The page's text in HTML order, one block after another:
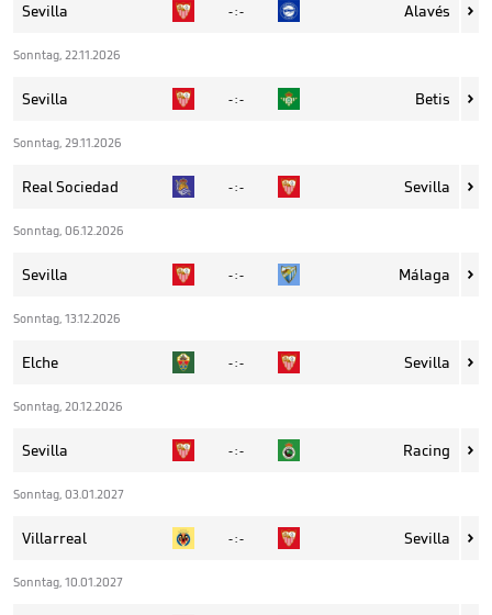
Sevilla - : - Alavés 
Sonntag, 22.11.2026
Sevilla - : - Betis 
Sonntag, 29.11.2026
Real Sociedad - : - Sevilla 
Sonntag, 06.12.2026
Sevilla - : - Málaga 
Sonntag, 13.12.2026
Elche - : - Sevilla 
Sonntag, 20.12.2026
Sevilla - : - Racing 
Sonntag, 03.01.2027
Villarreal - : - Sevilla 
Sonntag, 10.01.2027